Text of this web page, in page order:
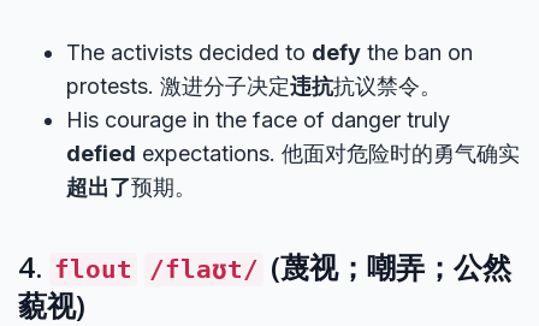
The activists decided to defy the ban on
protests. 激进分子决定违抗抗议禁令。
His courage in the face of danger truly
defied expectations. 他面对危险时的勇气确实
超出了预期。
4. flout /flaʊt/ (蔑视；嘲弄；公然
藐视)